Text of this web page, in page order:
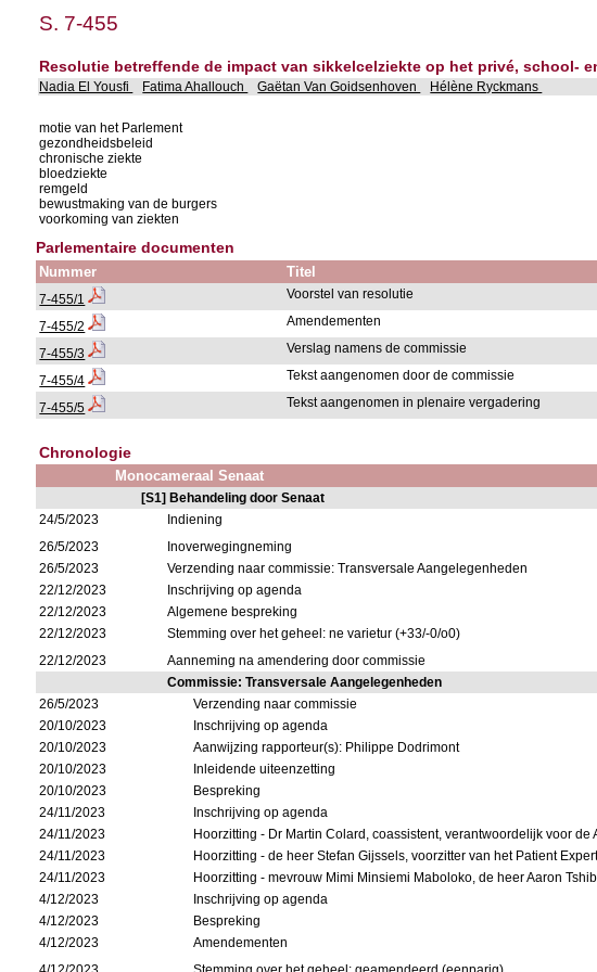
S. 7-455
Resolutie betreffende de impact van sikkelcelziekte op het privé, school-
Nadia El Yousfi Fatima Ahallouch Gaëtan Van Goidsenhoven Hélène Ryckmans
motie van het Parlement
gezondheidsbeleid
chronische ziekte
bloedziekte
remgeld
bewustmaking van de burgers
voorkoming van ziekten
Parlementaire documenten
Nummer Titel
7-455/1 Voorstel van resolutie
7-455/2 Amendementen
7-455/3 Verslag namens de commissie
7-455/4 Tekst aangenomen door de commissie
7-455/5 Tekst aangenomen in plenaire vergadering
Chronologie
Monocameraal Senaat
[S1] Behandeling door Senaat
24/5/2023
Indiening
26/5/2023
Inoverwegingneming
26/5/2023
Verzending naar commissie: Transversale Aangelegenheden
22/12/2023
Inschrijving op agenda
22/12/2023
Algemene bespreking
22/12/2023
Stemming over het geheel: ne varietur (+33/-0/o0)
22/12/2023
Aanneming na amendering door commissie
Commissie: Transversale Aangelegenheden
26/5/2023
Verzending naar commissie
20/10/2023
Inschrijving op agenda
20/10/2023
Aanwijzing rapporteur(s): Philippe Dodrimont
20/10/2023
Inleidende uiteenzetting
20/10/2023
Bespreking
24/11/2023
Inschrijving op agenda
24/11/2023
Hoorzitting - Dr Martin Colard, coassistent, verantwoordelijk voor
24/11/2023
Hoorzitting - de heer Stefan Gijssels, voorzitter van het Patient
24/11/2023
Hoorzitting - mevrouw Mimi Minsiemi Maboloko, de heer Aaron
4/12/2023
Inschrijving op agenda
4/12/2023
Bespreking
4/12/2023
Amendementen